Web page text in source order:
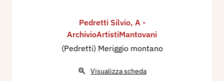
Pedretti Silvio, A -
ArchivioArtistiMantovani
(Pedretti) Meriggio montano
Visualizza scheda